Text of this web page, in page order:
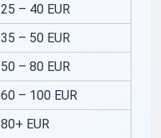
25 – 40 EUR
35 – 50 EUR
50 – 80 EUR
60 – 100 EUR
80+ EUR